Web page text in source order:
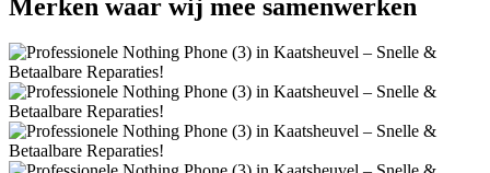
Merken waar wij mee samenwerken